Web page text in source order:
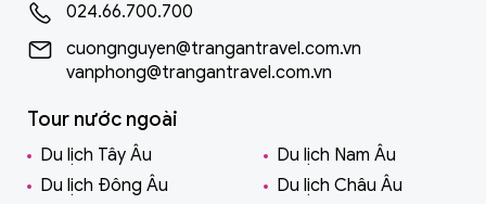
024.66.700.700
cuongnguyen@trangantravel.com.vn
vanphong@trangantravel.com.vn
Tour nước ngoài
Du lịch Tây Âu
Du lịch Nam Âu
Du lịch Đông Âu
Du lịch Châu Âu